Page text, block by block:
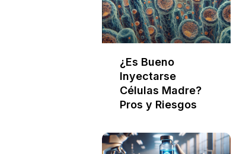
¿Es Bueno
Inyectarse
Células Madre?
Pros y Riesgos